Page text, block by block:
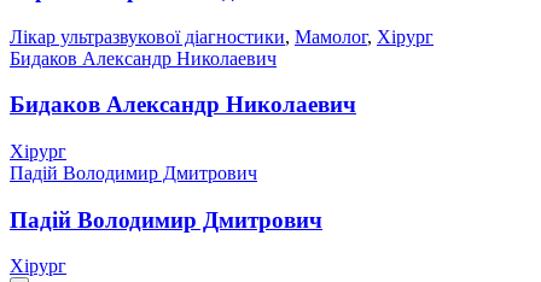
Лікар ультразвукової діагностики, Мамолог, Хірург
Бидаков Александр Николаевич
Бидаков Александр Николаевич
Хірург
Падій Володимир Дмитрович
Падій Володимир Дмитрович
Хірург